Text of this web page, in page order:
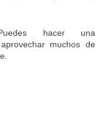
hacer una
muchos de